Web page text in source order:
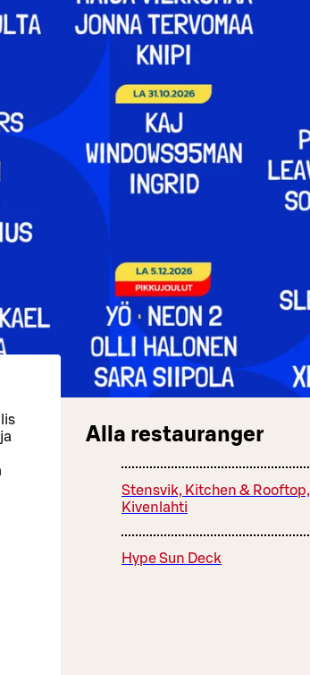
Alla restauranger
Stensvik, Kitchen & Rooftop,
Kivenlahti
Hype Sun Deck